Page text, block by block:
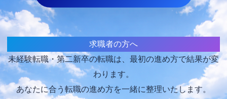
求職者の方へ
未経験転職・第二新卒の転職は、最初の進め方で結果が変
わります。
あなたに合う転職の進め方を一緒に整理いたします。